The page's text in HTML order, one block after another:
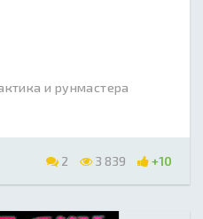
и рунмастера
2 3 839 +10